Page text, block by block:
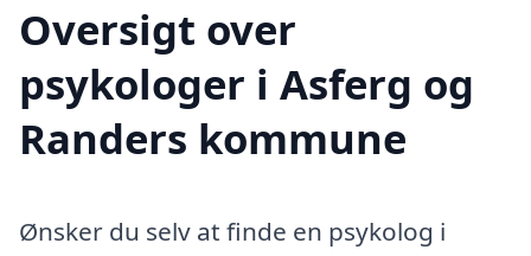
Oversigt over
psykologer i Asferg og
Randers kommune
Ønsker du selv at finde en psykolog i